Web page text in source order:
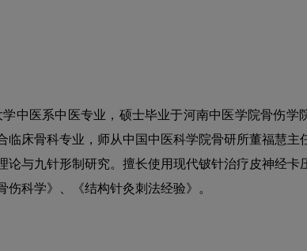
中医系中医专业，硕士毕业于河南中医学院骨伤学
床骨科专业，师从中国中医科学院骨研所董福慧主
与九针形制研究。擅长使用现代铍针治疗皮神经卡
科学》、《结构针灸刺法经验》。